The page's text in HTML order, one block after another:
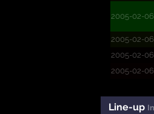
2005-02-06
2005-02-06
2005-02-06
2005-02-06
Line-up